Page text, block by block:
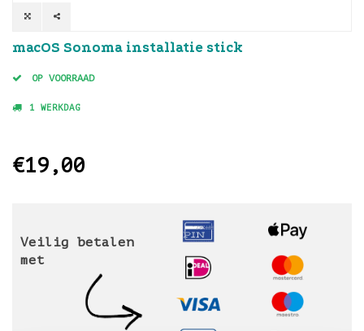
macOS Sonoma installatie stick
OP VOORRAAD
1 WERKDAG
€19,00
Veilig betalen
met